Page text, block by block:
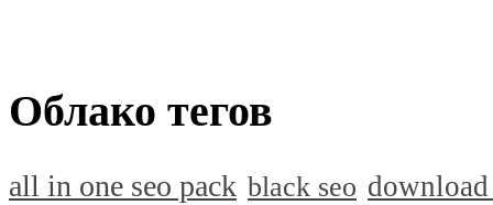
Облако тегов
all in one seo pack black seo download